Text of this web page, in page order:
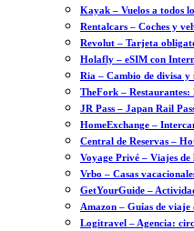
Kayak – Vuelos a todos
Rentalcars – Coches y
Revolut – Tarjeta
Holafly – eSIM con
Ria – Cambio de divisa y
TheFork – Restaurantes:
JR Pass – Japan Rail
HomeExchange –
Central de Reservas –
Voyage Privé – Viajes
Vrbo – Casas
GetYourGuide –
Amazon – Guías de viaje
Logitravel – Agencia: